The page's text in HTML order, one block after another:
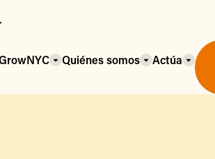
Quiénes somos Actúa